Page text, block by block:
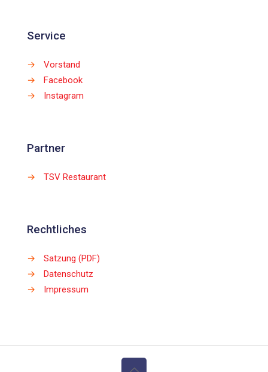
Service
→
Vorstand
→
Facebook
→
Instagram
Partner
→ TSV Restaurant
Rechtliches
→
Satzung (PDF)
→
Datenschutz
→
Impressum